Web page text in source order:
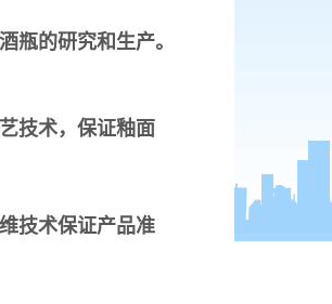
瓶的研究和生产。
技术，保证釉面
技术保证产品准